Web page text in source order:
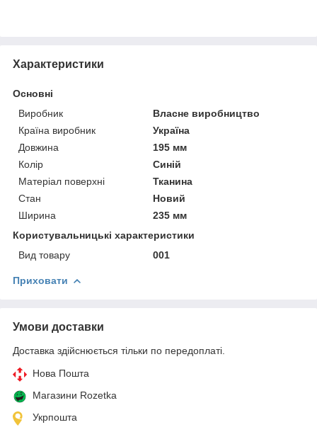
Характеристики
Основні
Виробник
Власне виробництво
Країна виробник
Україна
Довжина
195 мм
Колір
Синій
Матеріал поверхні
Тканина
Стан
Новий
Ширина
235 мм
Користувальницькі характеристики
Вид товару
001
Приховати
Умови доставки
Доставка здійснюється тільки по передоплаті.
Нова Пошта
Магазини Rozetka
Укрпошта